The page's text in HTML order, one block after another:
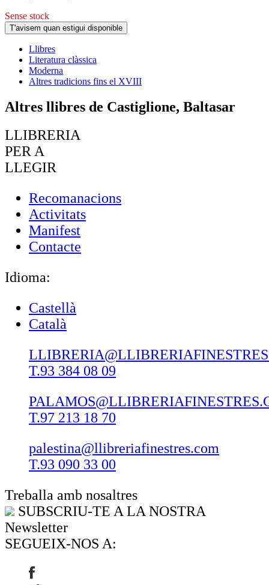
Sense stock
T'avisem quan estigui disponible
Llibres
Literatura clàssica
Moderna
Altres tradicions fins el XVIII
Altres llibres de Castiglione, Baltasar
LLIBRERIA
PER A
LLEGIR
Recomanacions
Activitats
Manifest
Contacte
Idioma:
Castellà
Català
T.93 384 08 09
T.97 213 18 70
palestina@llibreriafinestres.com
T.93 090 33 00
Treballa amb nosaltres
SUBSCRIU-TE A LA NOSTRA
Newsletter
SEGUEIX-NOS A: